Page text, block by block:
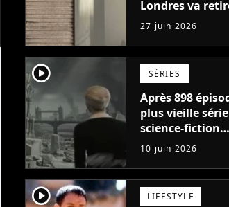
Londres va
tous ses
transformer en
bibliothèque
gratuite
27 juin 2026
player2 SÉRIES
Après 898
plus vieille
science-fiction
annulée ? Son
créateur s'en va
personne ne
qui va se passer
10 juin 2026
player2 LIFESTYLE